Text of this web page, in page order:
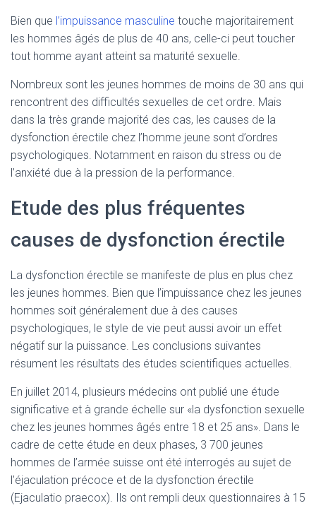
I
N
Bien que l’impuissance masculine touche majoritairement
les hommes âgés de plus de 40 ans, celle-ci peut toucher
tout homme ayant atteint sa maturité sexuelle.
Nombreux sont les jeunes hommes de moins de 30 ans qui
rencontrent des difficultés sexuelles de cet ordre. Mais
dans la très grande majorité des cas, les causes de la
dysfonction érectile chez l’homme jeune sont d’ordres
psychologiques. Notamment en raison du stress ou de
l’anxiété due à la pression de la performance.
Etude des plus fréquentes
causes de dysfonction érectile
La dysfonction érectile se manifeste de plus en plus chez
les jeunes hommes. Bien que l’impuissance chez les jeunes
hommes soit généralement due à des causes
psychologiques, le style de vie peut aussi avoir un effet
négatif sur la puissance. Les conclusions suivantes
résument les résultats des études scientifiques actuelles.
En juillet 2014, plusieurs médecins ont publié une étude
significative et à grande échelle sur «la dysfonction sexuelle
chez les jeunes hommes âgés entre 18 et 25 ans». Dans le
cadre de cette étude en deux phases, 3 700 jeunes
hommes de l’armée suisse ont été interrogés au sujet de
l’éjaculation précoce et de la dysfonction érectile
(Ejaculatio praecox). Ils ont rempli deux questionnaires à 15